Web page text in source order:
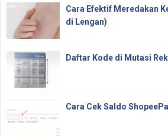
Cara Efektif Meredakan
di Lengan)
Daftar Kode di Mutasi
Cara Cek Saldo